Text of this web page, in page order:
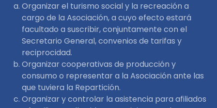
Organizar el turismo social y la recreación a
cargo de la Asociación, a cuyo efecto estará
facultado a suscribir, conjuntamente con el
Secretario General, convenios de tarifas y
reciprocidad.
Organizar cooperativas de producción y
consumo o representar a la Asociación ante las
que tuviera la Repartición.
Organizar y controlar la asistencia para afiliados